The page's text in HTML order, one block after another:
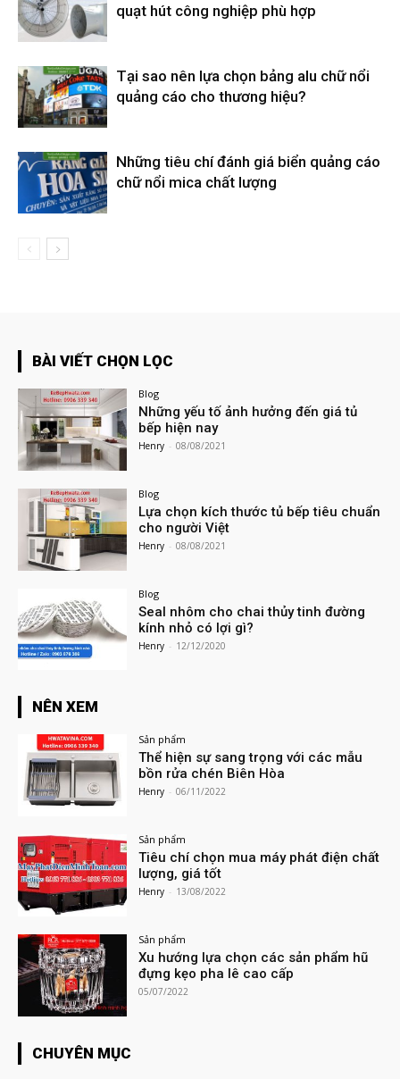
quạt hút công nghiệp phù hợp
Tại sao nên lựa chọn bảng alu chữ nổi
quảng cáo cho thương hiệu?
Những tiêu chí đánh giá biển quảng cáo
chữ nổi mica chất lượng
BÀI VIẾT CHỌN LỌC
Blog
Những yếu tố ảnh hưởng đến giá tủ
bếp hiện nay
Henry - 08/08/2021
Blog
Lựa chọn kích thước tủ bếp tiêu chuẩn
cho người Việt
Henry - 08/08/2021
Blog
Seal nhôm cho chai thủy tinh đường
kính nhỏ có lợi gì?
Henry - 12/12/2020
NÊN XEM
Sản phẩm
Thể hiện sự sang trọng với các mẫu
bồn rửa chén Biên Hòa
Henry - 06/11/2022
Sản phẩm
Tiêu chí chọn mua máy phát điện chất
lượng, giá tốt
Henry - 13/08/2022
Sản phẩm
Xu hướng lựa chọn các sản phẩm hũ
đựng kẹo pha lê cao cấp
05/07/2022
CHUYÊN MỤC